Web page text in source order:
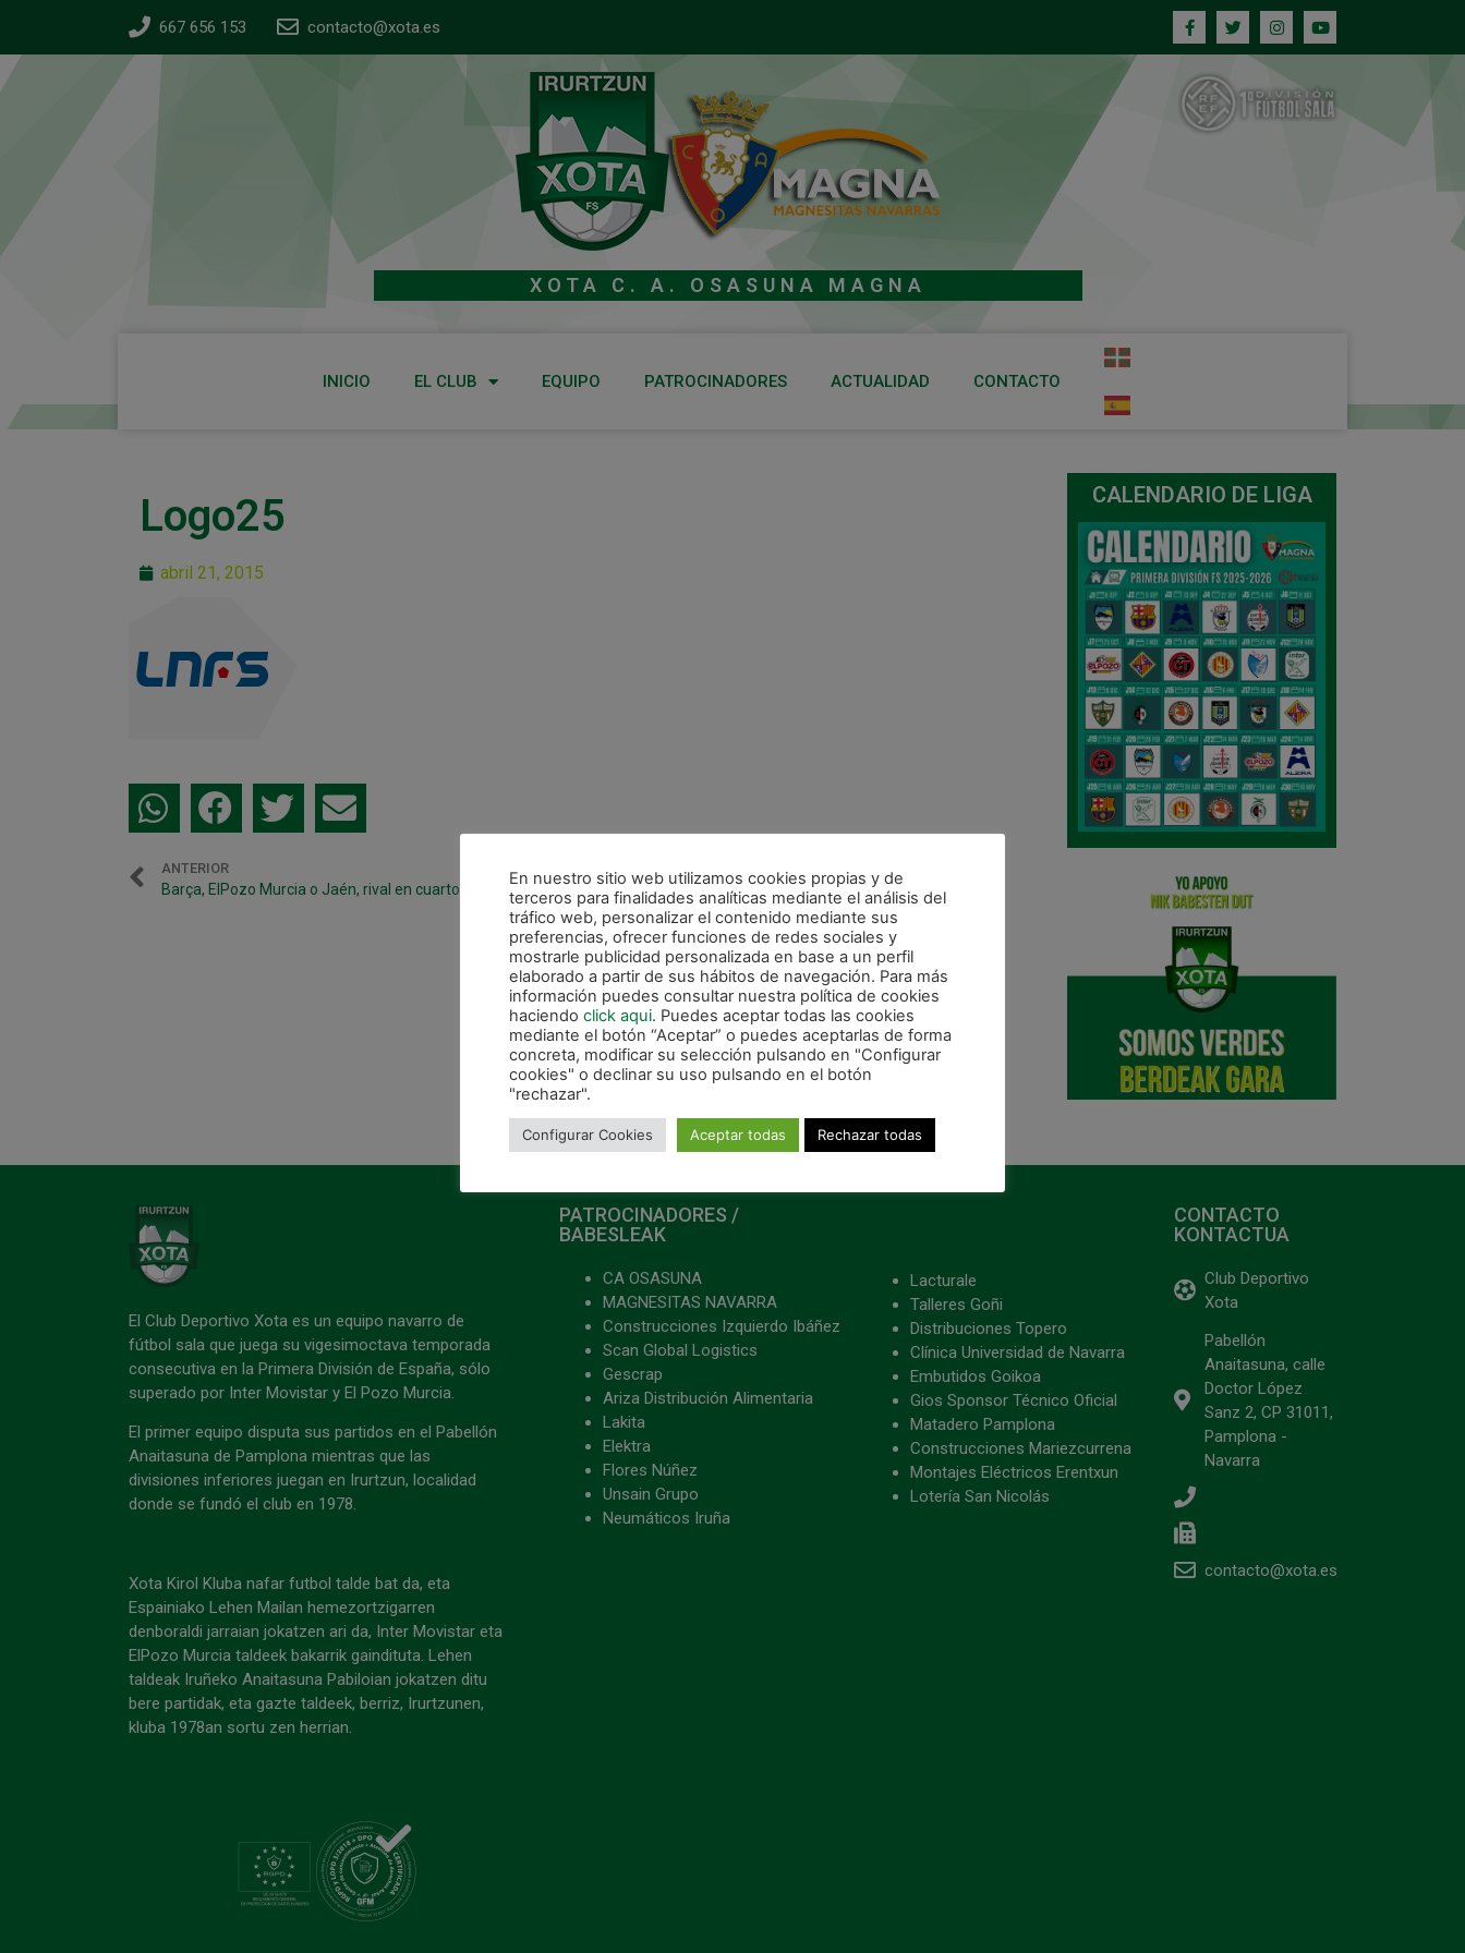
667 656 153 contacto@xota.es
XOTA C. A. OSASUNA MAGNA
INICIO EL CLUB EQUIPO PATROCINADORES ACTUALIDAD CONTACTO
Logo25
abril 21, 2015
ANTERIOR
Barça, ElPozo Murcia o Jaén, rival en cuartos de final
CALENDARIO DE LIGA
El Club Deportivo Xota es un equipo navarro de
fútbol sala que juega su vigesimoctava temporada
consecutiva en la Primera División de España, sólo
superado por Inter Movistar y El Pozo Murcia.
El primer equipo disputa sus partidos en el Pabellón
Anaitasuna de Pamplona mientras que las
divisiones inferiores juegan en Irurtzun, localidad
donde se fundó el club en 1978.
Xota Kirol Kluba nafar futbol talde bat da, eta
Espainiako Lehen Mailan hemezortzigarren
denboraldi jarraian jokatzen ari da, Inter Movistar eta
ElPozo Murcia taldeek bakarrik gaindituta. Lehen
taldeak Iruñeko Anaitasuna Pabiloian jokatzen ditu
bere partidak, eta gazte taldeek, berriz, Irurtzunen,
kluba 1978an sortu zen herrian.
PATROCINADORES /
BABESLEAK
CA OSASUNA
MAGNESITAS NAVARRA
Construcciones Izquierdo Ibáñez
Scan Global Logistics
Gescrap
Ariza Distribución Alimentaria
Lakita
Elektra
Flores Núñez
Unsain Grupo
Neumáticos Iruña
Lacturale
Talleres Goñi
Distribuciones Topero
Clínica Universidad de Navarra
Embutidos Goikoa
Gios Sponsor Técnico Oficial
Matadero Pamplona
Construcciones Mariezcurrena
Montajes Eléctricos Erentxun
Lotería San Nicolás
CONTACTO
KONTACTUA
Club Deportivo
Xota
Pabellón
Anaitasuna, calle
Doctor López
Sanz 2, CP 31011,
Pamplona -
Navarra
contacto@xota.es
En nuestro sitio web utilizamos cookies propias y de
terceros para finalidades analíticas mediante el análisis del
tráfico web, personalizar el contenido mediante sus
preferencias, ofrecer funciones de redes sociales y
mostrarle publicidad personalizada en base a un perfil
elaborado a partir de sus hábitos de navegación. Para más
información puedes consultar nuestra política de cookies
haciendo click aqui. Puedes aceptar todas las cookies
mediante el botón “Aceptar” o puedes aceptarlas de forma
concreta, modificar su selección pulsando en "Configurar
cookies" o declinar su uso pulsando en el botón
"rechazar".
Configurar Cookies Aceptar todas Rechazar todas